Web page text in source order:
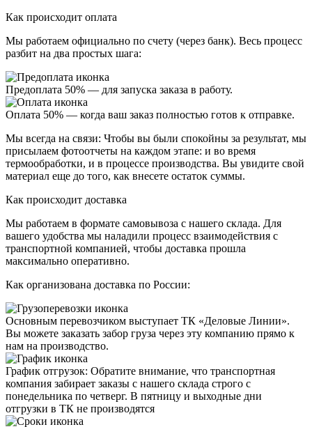
Как происходит оплата
Мы работаем официально по счету (через банк). Весь процесс
разбит на два простых шага:
Предоплата 50% — для запуска заказа в работу.
Оплата 50% — когда ваш заказ полностью готов к отправке.
Мы всегда на связи: Чтобы вы были спокойны за результат, мы
присылаем фотоотчеты на каждом этапе: и во время
термообработки, и в процессе производства. Вы увидите свой
материал еще до того, как внесете остаток суммы.
Как происходит доставка
Мы работаем в формате самовывоза с нашего склада. Для
вашего удобства мы наладили процесс взаимодействия с
транспортной компанией, чтобы доставка прошла
максимально оперативно.
Как организована доставка по России:
Основным перевозчиком выступает ТК «Деловые Линии».
Вы можете заказать забор груза через эту компанию прямо к
нам на производство.
График отгрузок: Обратите внимание, что транспортная
компания забирает заказы с нашего склада строго с
понедельника по четверг. В пятницу и выходные дни
отгрузки в ТК не производятся